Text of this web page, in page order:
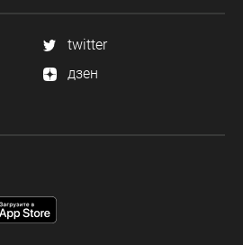
twitter
дзен